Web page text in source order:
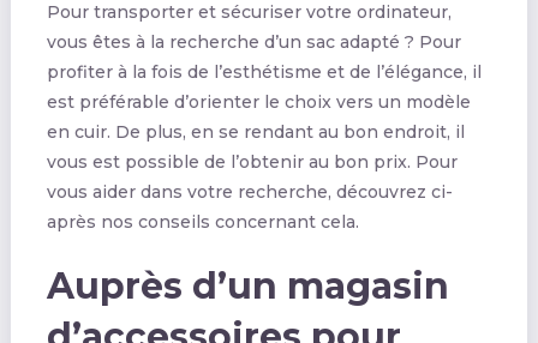
Pour transporter et sécuriser votre ordinateur,
vous êtes à la recherche d’un sac adapté ? Pour
profiter à la fois de l’esthétisme et de l’élégance, il
est préférable d’orienter le choix vers un modèle
en cuir. De plus, en se rendant au bon endroit, il
vous est possible de l’obtenir au bon prix. Pour
vous aider dans votre recherche, découvrez ci-
après nos conseils concernant cela.
Auprès d’un magasin